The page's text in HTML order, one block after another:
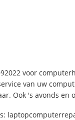
voor
van uw
Ook 's avonds en